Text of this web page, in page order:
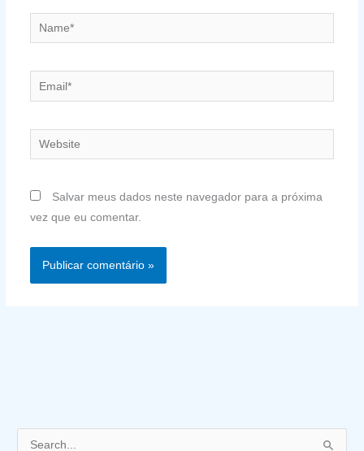
Name*
Email*
Website
Salvar meus dados neste navegador para a próxima
vez que eu comentar.